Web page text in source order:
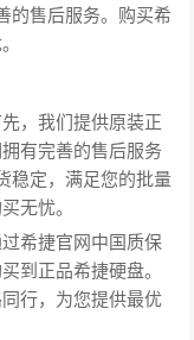
的售后服务。购买希
，我们提供原装正
有完善的售后服务
稳定，满足您的批量
无忧。
希捷官网中国质保
到正品希捷硬盘。
行，为您提供最优